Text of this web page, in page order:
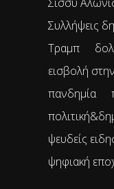
Συλλήψεις
Τραμπ
εισβολή
πανδημία
ψευδείς
ψηφιακή